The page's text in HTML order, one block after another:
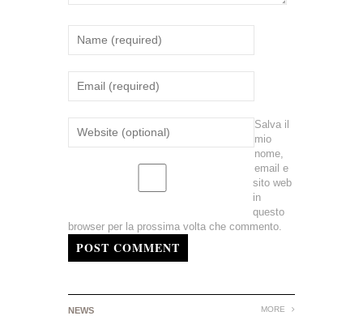
Salva il
mio
nome,
email e
sito web
in
questo
browser per la prossima volta che commento.
POST COMMENT
NEWS MORE